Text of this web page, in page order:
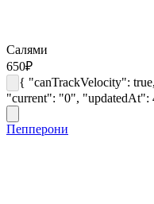
Салями
650₽
{ "canTrackVelocity":
"current": "0", "updatedAt":
Пепперони